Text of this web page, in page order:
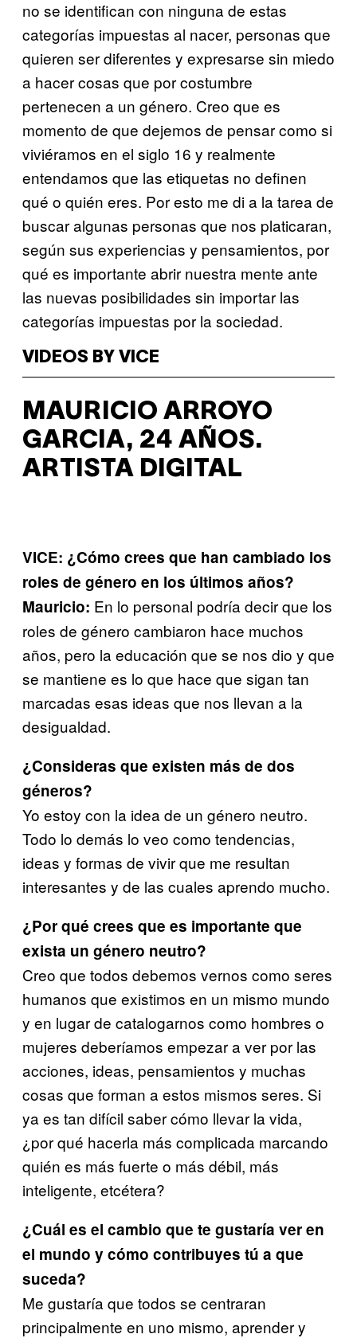
no se identifican con ninguna de estas
categorías impuestas al nacer, personas que
quieren ser diferentes y expresarse sin miedo
a hacer cosas que por costumbre
pertenecen a un género. Creo que es
momento de que dejemos de pensar como si
viviéramos en el siglo 16 y realmente
entendamos que las etiquetas no definen
qué o quién eres. Por esto me di a la tarea de
buscar algunas personas que nos platicaran,
según sus experiencias y pensamientos, por
qué es importante abrir nuestra mente ante
las nuevas posibilidades sin importar las
categorías impuestas por la sociedad.
VIDEOS BY VICE
MAURICIO ARROYO
GARCIA, 24 AÑOS.
ARTISTA DIGITAL
VICE: ¿Cómo crees que han cambiado los
roles de género en los últimos años?
Mauricio: En lo personal podría decir que los
roles de género cambiaron hace muchos
años, pero la educación que se nos dio y que
se mantiene es lo que hace que sigan tan
marcadas esas ideas que nos llevan a la
desigualdad.
¿Consideras que existen más de dos
géneros?
Yo estoy con la idea de un género neutro.
Todo lo demás lo veo como tendencias,
ideas y formas de vivir que me resultan
interesantes y de las cuales aprendo mucho.
¿Por qué crees que es importante que
exista un género neutro?
Creo que todos debemos vernos como seres
humanos que existimos en un mismo mundo
y en lugar de catalogarnos como hombres o
mujeres deberíamos empezar a ver por las
acciones, ideas, pensamientos y muchas
cosas que forman a estos mismos seres. Si
ya es tan difícil saber cómo llevar la vida,
¿por qué hacerla más complicada marcando
quién es más fuerte o más débil, más
inteligente, etcétera?
¿Cuál es el cambio que te gustaría ver en
el mundo y cómo contribuyes tú a que
suceda?
Me gustaría que todos se centraran
principalmente en uno mismo, aprender y